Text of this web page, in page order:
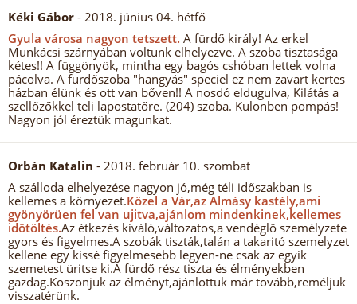
Kéki Gábor - 2018. június 04. hétfő
Gyula városa nagyon tetszett. A fürdő király! Az erkel
Munkácsi szárnyában voltunk elhelyezve. A szoba tisztasága
kétes!! A függönyök, mintha egy bagós cshóban lettek volna
pácolva. A fürdőszoba "hangyás" speciel ez nem zavart kertes
házban élünk és ott van bőven!! A nosdó eldugulva, Kilátás a
szellőzőkkel teli lapostatőre. (204) szoba. Különben pompás!
Nagyon jól éreztük magunkat.
Orbán Katalin - 2018. február 10. szombat
A szálloda elhelyezése nagyon jó,még téli időszakban is
kellemes a környezet.Közel a Vár,az Almásy kastély,ami
gyönyörüen fel van ujitva,ajánlom mindenkinek,kellemes
időtöltés.Az étkezés kiváló,változatos,a vendéglő személyzete
gyors és figyelmes.A szobák tiszták,talán a takaritó szemelyzet
kellene egy kissé figyelmesebb legyen-ne csak az egyik
szemetest üritse ki.A fürdő rész tiszta és élményekben
gazdag.Köszönjük az élményt,ajánlottuk már tovább,reméljük
visszatérünk.